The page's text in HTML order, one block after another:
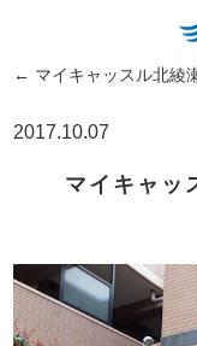
← マイキャッスル北綾
2017.10.07
マイキャッ